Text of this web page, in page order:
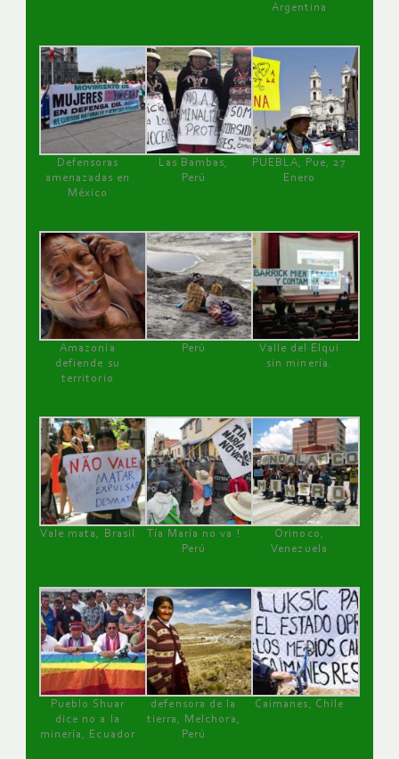
Argentina
Defensoras
amenazadas en
México
Las Bambas,
Perú
PUEBLA, Pue, 27
Enero
Amazonía
defiende su
territorio
Perú
Valle del Elqui
sin minería.
Vale mata, Brasil
Tía María no va !
Perú
Orinoco,
Venezuela
Pueblo Shuar
dice no a la
minería, Ecuador
defensora de la
tierra, Melchora,
Perú
Caimanes, Chile